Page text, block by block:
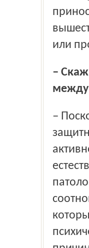
или
– Скажите, а есть различия психического заболевания
– Поскольку традиционно мужчины как потенциальные